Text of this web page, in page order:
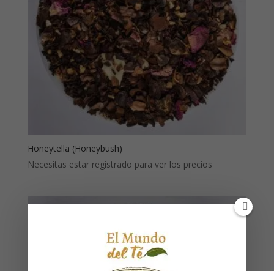
Honeytella (Honeybush)
Necesitas estar registrado para ver los precios